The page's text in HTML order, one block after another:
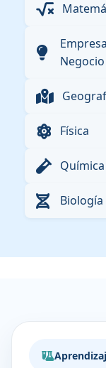
Negocio
Física
Química
Biología